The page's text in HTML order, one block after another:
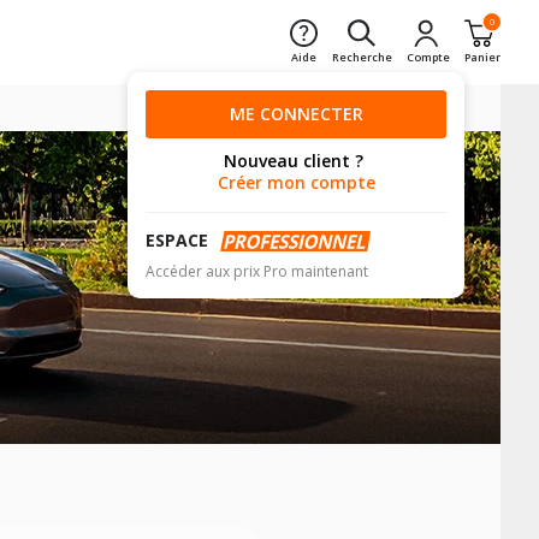
Aide Recherche Compte
0
Panier
ME CONNECTER
Nouveau client ?
Créer mon compte
ESPACE
Accéder aux prix Pro maintenant